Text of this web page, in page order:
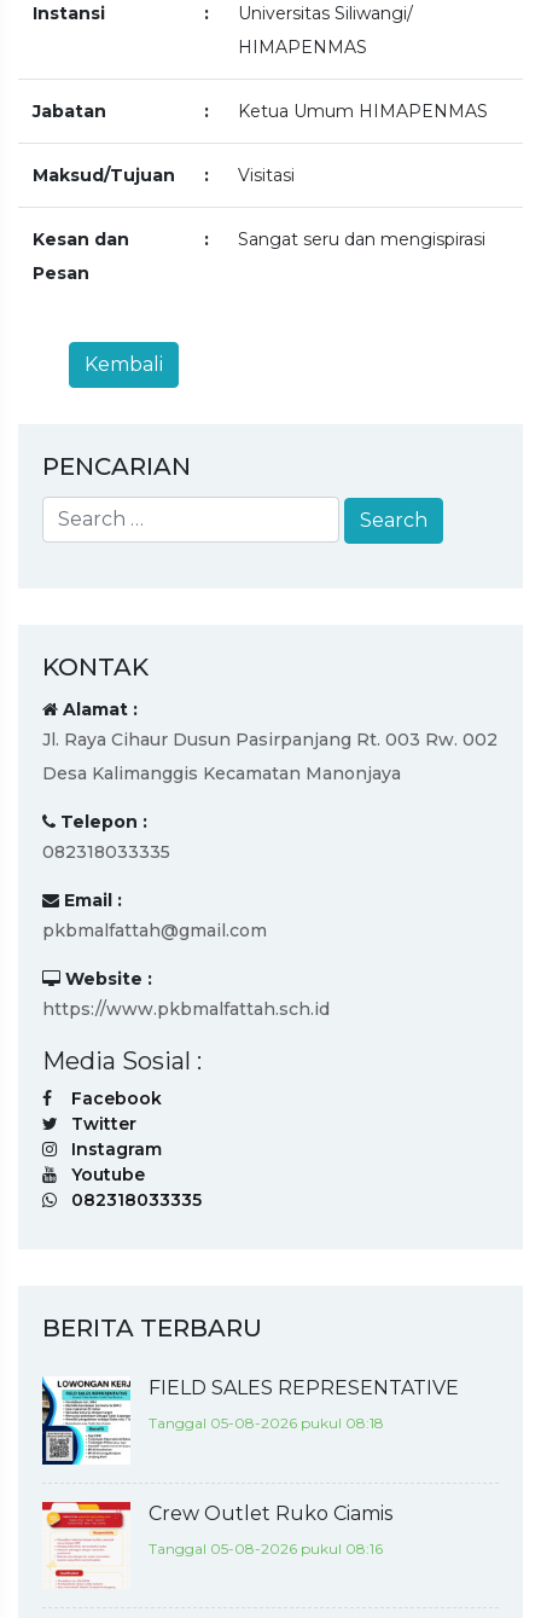
Instansi :
Universitas Siliwangi/
HIMAPENMAS
Jabatan : Ketua Umum HIMAPENMAS
Maksud/Tujuan : Visitasi
Kesan dan
Pesan
: Sangat seru dan mengispirasi
PENCARIAN
KONTAK
Alamat :
Jl. Raya Cihaur Dusun Pasirpanjang Rt. 003 Rw. 002
Desa Kalimanggis Kecamatan Manonjaya
Telepon :
082318033335
Email :
pkbmalfattah@gmail.com
Website :
https://www.pkbmalfattah.sch.id
Media Sosial :
Facebook
Twitter
Instagram
Youtube
082318033335
BERITA TERBARU
FIELD SALES REPRESENTATIVE
Tanggal 05-08-2026 pukul 08:18
Crew Outlet Ruko Ciamis
Tanggal 05-08-2026 pukul 08:16